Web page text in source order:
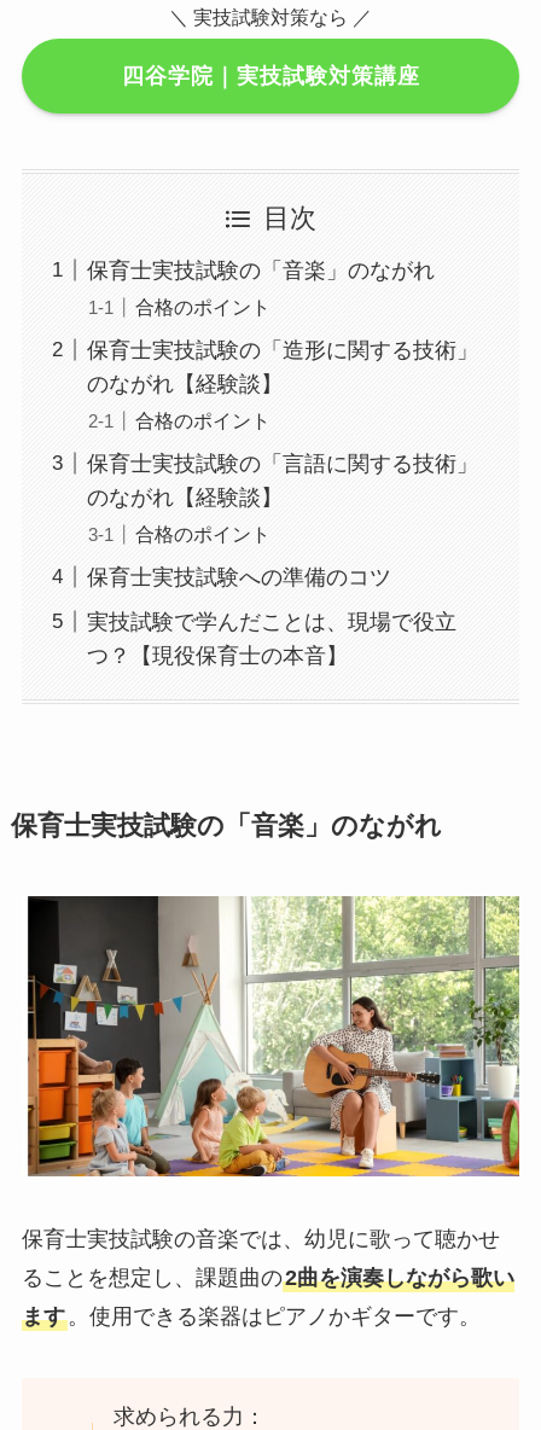
＼ 実技試験対策なら ／
四谷学院｜実技試験対策講座
目次
保育士実技試験の「音楽」のながれ
合格のポイント
保育士実技試験の「造形に関する技術」
のながれ【経験談】
合格のポイント
保育士実技試験の「言語に関する技術」
のながれ【経験談】
合格のポイント
保育士実技試験への準備のコツ
実技試験で学んだことは、現場で役立
つ？【現役保育士の本音】
保育士実技試験の「音楽」のながれ
保育士実技試験の音楽では、幼児に歌って聴かせ
ることを想定し、課題曲の2曲を演奏しながら歌い
ます。使用できる楽器はピアノかギターです。
求められる力：